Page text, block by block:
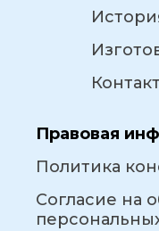
Правовая
Политика
Согласие на